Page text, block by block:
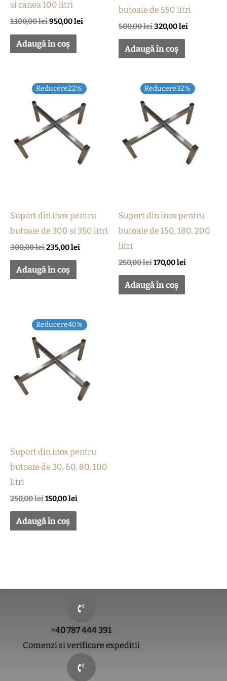
si canea 100 litri
1.100,00lei950,00lei
Adaugă în coș
butoaie de 550 litri
500,00lei320,00lei
Adaugă în coș
Reducere22%
Suport din inox pentru
butoaie de 300 si 350 litri
300,00lei
Prețul
inițial
fost:
300,00 lei.
235,00lei
Prețul
curent
este:
235,00 lei.
Adaugă în coș
Reducere32%
Suport din inox pentru
butoaie de 150, 180, 200
litri
250,00lei
Prețul
inițial
fost:
250,00 lei.
170,00lei
Prețul
curent
este:
170,00 lei.
Adaugă în coș
Reducere40%
Suport din inox pentru
butoaie de 30, 60, 80, 100
litri
250,00lei
Prețul
inițial
fost:
250,00 lei.
150,00lei
Prețul
curent
este:
150,00 lei.
Adaugă în coș
+40 787 444 391
Comenzi si verificare expeditii